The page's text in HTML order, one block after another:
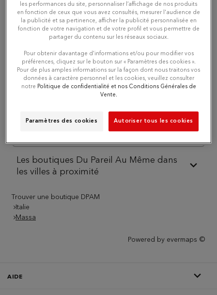
Du Pareil au même Marina di
Carrara
via Genova 10 angolo via Inglostadt
54033 MARINA DI CARRARA
Ouvert 09:30 - 13:00 et 15:30 - 20:00
Itinéraire
Les boutiques Du Pareil Au Même dans
les villes à proximité
Trouver une boutique DPAM
Italie
Massa
Powered by evermaps ©
AIDE
les performances du site, personnaliser l’affichage de nos produits
en fonction de ceux que vous avez consultés, mesurer l'audience de
la publicité et sa pertinence, afficher la publicité personnalisée en
fonction de votre navigation et de votre profil et vous permettre de
partager du contenu sur les réseaux sociaux.
Pour obtenir davantage d'informations et/ou pour modifier vos
préférences, cliquez sur le bouton sur « Paramètres des cookies ».
Pour de plus amples informations sur la façon dont nous traitons vos
données à caractère personnel et les cookies, veuillez consulter
notre Politique de confidentialité et nos Conditions Générales de
Vente.
Paramètres des cookies Autoriser tous les cookies